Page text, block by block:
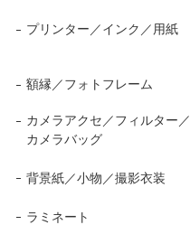
プリンター／インク／用紙
額縁／フォトフレーム
カメラアクセ／フィルター／
カメラバッグ
背景紙／小物／撮影衣装
ラミネート